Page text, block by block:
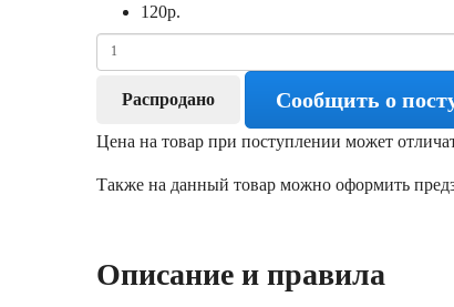
120р.
Распродано Сообщить о
Цена на товар при поступлении может
Также на данный товар можно оформить
Описание и правила